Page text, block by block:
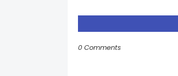
0 Comments